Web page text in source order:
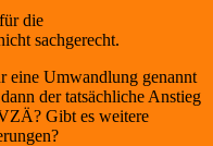
die
sachgerecht.
eine Umwandlung genannt
der tatsächliche Anstieg
Gibt es weitere